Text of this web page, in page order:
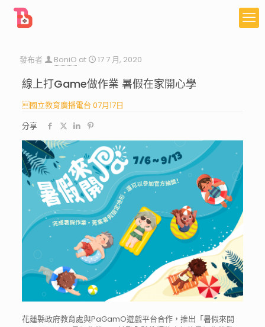
發布者 BoniO at 17 7 月, 2020
線上打Game做作業 暑假在家開心學
國立教育廣播電台 07月17日
分享
花蓮縣政府教育處與PaGamO遊戲平台合作，推出「暑假來開